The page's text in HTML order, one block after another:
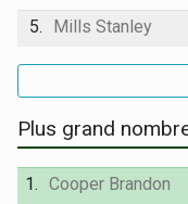
5.
Mills Stanley
Plus grand
1. Cooper Brandon